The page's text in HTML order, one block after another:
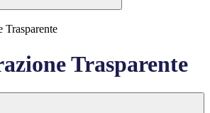
Trasparente
Trasparente